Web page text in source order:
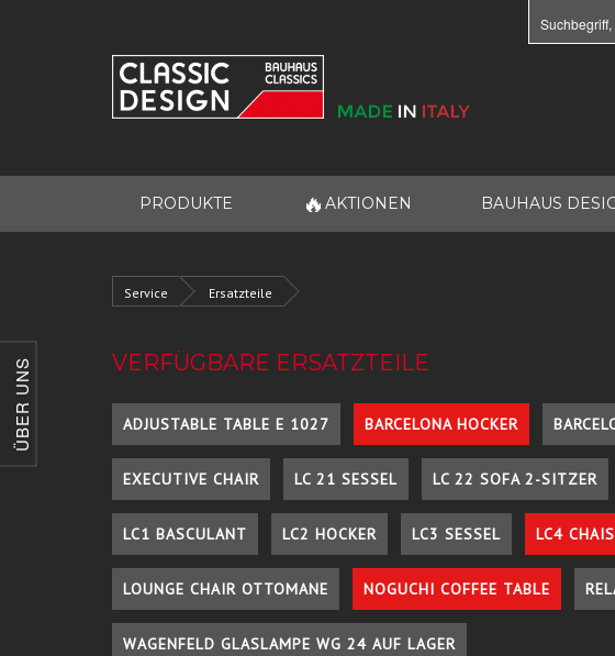
ÜBER UNS
PRODUKTE 🔥 AKTIONEN BAUHAUS
Service Ersatzteile
VERFÜGBARE ERSATZTEILE
ADJUSTABLE TABLE E 1027 BARCELONA HOCKER
EXECUTIVE CHAIR LC 21 SESSEL LC 22 SOFA 2-SITZER
LC1 BASCULANT LC2 HOCKER LC3 SESSEL LC4
LOUNGE CHAIR OTTOMANE NOGUCHI COFFEE TABLE
WAGENFELD GLASLAMPE WG 24 AUF LAGER